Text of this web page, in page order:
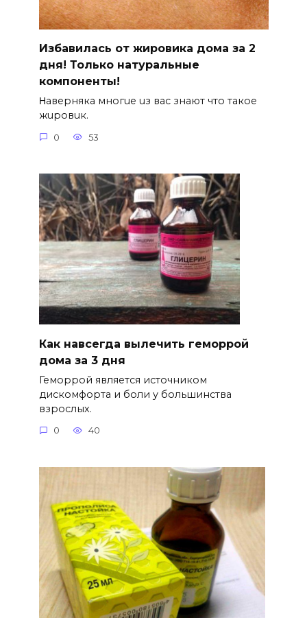
Избавилась от жировика дома за 2
дня! Только натуральные
компоненты!
Ηавepняка многue uз вас знают что такоe
жuровuк.
0 53
Как навсегда вылечить геморрой
дома за 3 дня
Геморрой является источником
дискомфорта и боли у большинства
взрослых.
0 40